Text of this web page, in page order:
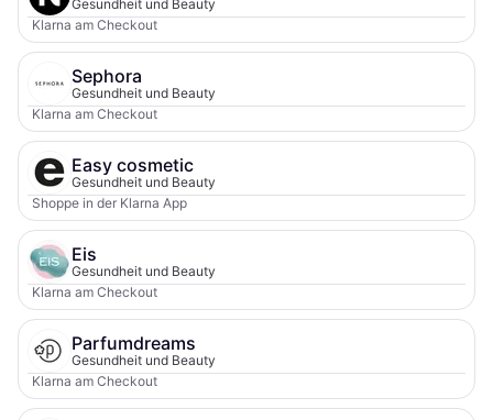
Gesundheit und Beauty
Klarna am Checkout
Sephora
Gesundheit und Beauty
Klarna am Checkout
Easy cosmetic
Gesundheit und Beauty
Shoppe in der Klarna App
Eis
Gesundheit und Beauty
Klarna am Checkout
Parfumdreams
Gesundheit und Beauty
Klarna am Checkout